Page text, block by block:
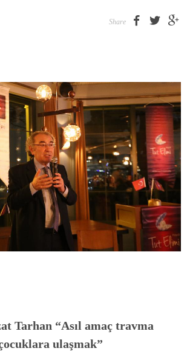
Share
Tarhan “Asıl amaç travma
ulaşmak”